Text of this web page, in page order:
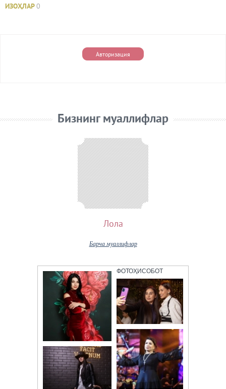
ИЗОҲЛАР0
Авторизация
Бизнинг муаллифлар
Лола
Барча муаллифлар
ФОТОҲИСОБОТ